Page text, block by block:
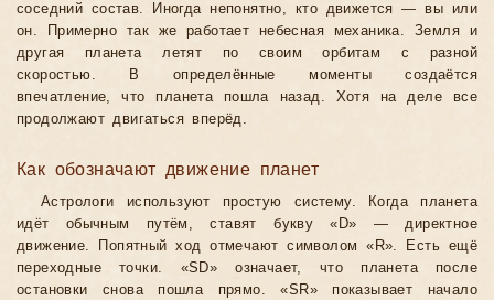
соседний состав. Иногда непонятно, кто движется — вы или
он. Примерно так же работает небесная механика. Земля и
другая планета летят по своим орбитам с разной
скоростью. В определённые моменты создаётся
впечатление, что планета пошла назад. Хотя на деле все
продолжают двигаться вперёд.
Как обозначают движение планет
Астрологи используют простую систему. Когда планета
идёт обычным путём, ставят букву «D» — директное
движение. Попятный ход отмечают символом «R». Есть ещё
переходные точки. «SD» означает, что планета после
остановки снова пошла прямо. «SR» показывает начало